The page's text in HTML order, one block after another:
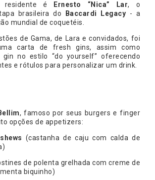
residente é Ernesto “Nica” Lar, o
brasileira do
Baccardi Legacy - a
mundial de coquetéis.
de Gama, de Lara e convidados, foi
carta de fresh gins, assim como
no estilo “do yourself” oferecendo
e rótulos para personalizar um drink.
, famoso por seus burgers e finger
opções de appetizers:
(castanha de caju com calda de
de polenta grelhada com creme de
biquinho)